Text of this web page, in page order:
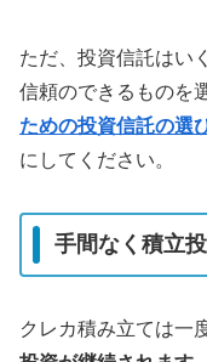
ただ、投資信託はい
信頼のできるものを
ための投資信託の選
にしてください。
手間なく積立
クレカ積み立ては一